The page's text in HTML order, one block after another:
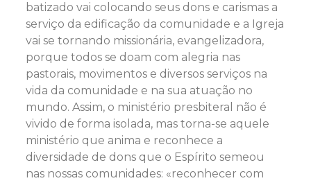
batizado vai colocando seus dons e carismas a
serviço da edificação da comunidade e a Igreja
vai se tornando missionária, evangelizadora,
porque todos se doam com alegria nas
pastorais, movimentos e diversos serviços na
vida da comunidade e na sua atuação no
mundo. Assim, o ministério presbiteral não é
vivido de forma isolada, mas torna-se aquele
ministério que anima e reconhece a
diversidade de dons que o Espírito semeou
nas nossas comunidades: «reconhecer com